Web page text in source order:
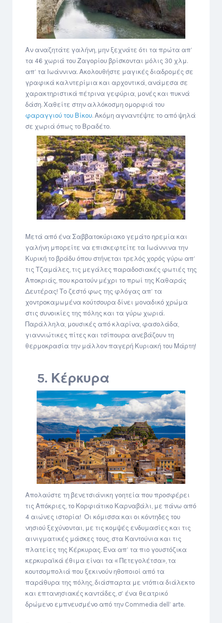
Αν αναζητάτε γαλήνη, μην ξεχνάτε ότι τα πρώτα απ’
τα 46 χωριά του Ζαγορίου βρίσκονται μόλις 30 χλμ.
απ’ τα Ιωάννινα. Ακολουθήστε μαγικές διαδρομές σε
γραφικά καλντερίμια και αρχοντικά, ανάμεσα σε
χαρακτηριστικά πέτρινα γεφύρια, μονές και πυκνά
δάση. Χαθείτε στην αλλόκοσμη ομορφιά του
φαραγγιού του Βίκου. Ακόμη αγναντέψτε το από ψηλά
σε χωριά όπως το Βραδέτο.
Μετά από ένα Σαββατοκύριακο γεμάτο ηρεμία και
γαλήνη μπορείτε να επισκεφτείτε τα Ιωάννινα την
Κυρική το βράδυ όπου στήνεται τρελός χορός γύρω απ’
τις Τζαμάλες, τις μεγάλες παραδοσιακές φωτιές της
Αποκριάς, που κρατούν μέχρι το πρωί της Καθαράς
Δευτέρας! Το ζεστό φως της φλόγας απ’ τα
χοντροκαμωμένα κούτσουρα δίνει μοναδικό χρώμα
στις συνοικίες της πόλης και τα γύρω χωριά.
Παράλληλα, μουσικές από κλαρίνα, φασολάδα,
γιαννιώτικες πίτες και τσίπουρα ανεβάζουν τη
θερμοκρασία την μάλλον παγερή Κυριακή του Μάρτη!
5. Κέρκυρα
Απολαύστε τη βενετσιάνικη γοητεία που προσφέρει
τις Απόκριες, το Κορφιάτικο Καρναβάλι, με πάνω από
4 αιώνες ιστορία! Οι κόμισσα και οι κόντηδες του
νησιού ξεχύνονται, με τις κομψές ενδυμασίες και τις
αινιγματικές μάσκες τους, στα Καντούνια και τις
πλατείες της Κέρκυρας. Ένα απ’ τα πιο γουστόζικα
κερκυραϊκά έθιμα είναι τα « Πετεγολέτσα», τα
κουτσομπολιά που ξεκινούν ηθοποιοί από τα
παράθυρα της πόλης, διάσπαρτα με ντόπια διάλεκτο
και επτανησιακές καντάδες, σ’ ένα θεατρικό
δρώμενο εμπνευσμένο από την Commedia dell’ arte.